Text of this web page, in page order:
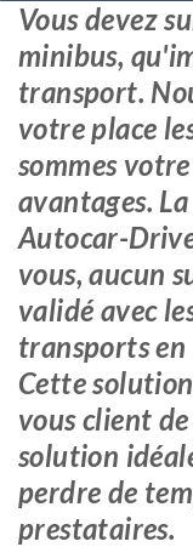
Vous devez
minibus,
transport.
votre place
sommes
avantages.
Autocar-
vous, aucun
validé avec
transports
Cette
vous client
solution
perdre de
prestataires.